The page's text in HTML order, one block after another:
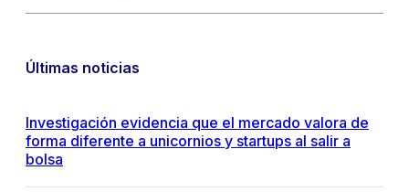
Últimas noticias
Investigación evidencia que el mercado valora de
forma diferente a unicornios y startups al salir a
bolsa